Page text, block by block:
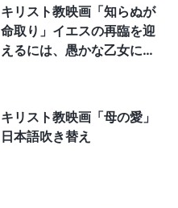
キリスト教映画「知らぬが
命取り」イエスの再臨を迎
えるには、愚かな乙女にな
キリスト教映画「母の愛」
日本語吹き替え